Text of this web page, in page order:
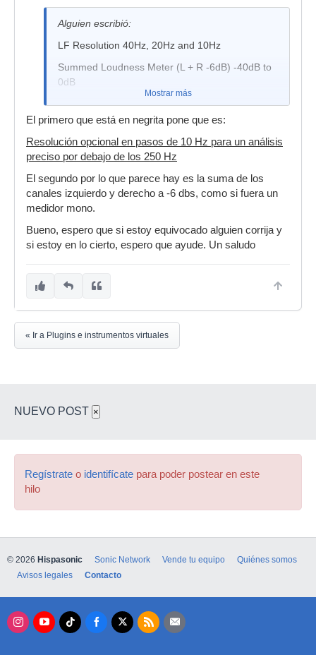
Alguien escribió:
LF Resolution 40Hz, 20Hz and 10Hz
Summed Loudness Meter (L + R -6dB) -40dB to
0dB
Mostrar más
El primero que está en negrita pone que es:
Resolución opcional en pasos de 10 Hz para un análisis
preciso por debajo de los 250 Hz
El segundo por lo que parece hay es la suma de los
canales izquierdo y derecho a -6 dbs, como si fuera un
medidor mono.
Bueno, espero que si estoy equivocado alguien corrija y
si estoy en lo cierto, espero que ayude. Un saludo
« Ir a Plugins e instrumentos virtuales
NUEVO POST ×
Regístrate o identifícate para poder postear en este
hilo
© 2026 Hispasonic Sonic Network Vende tu equipo
Quiénes somos
Avisos legales
Contacto